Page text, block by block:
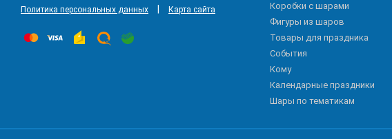
Политика персональных данных Карта сайта
Коробки с шарами
Фигуры из шаров
Товары для праздника
События
Кому
Календарные праздники
Шары по тематикам